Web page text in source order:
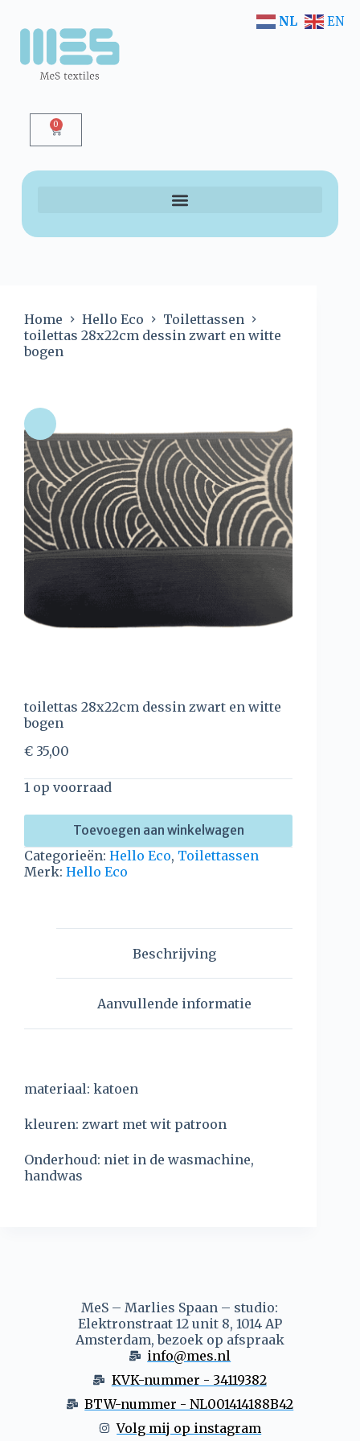
0
Home Hello Eco
Toilettassen
toilettas 28x22cm dessin zwart en witte
bogen
toilettas 28x22cm dessin zwart en witte
bogen
€ 35,00
1 op voorraad
Toevoegen aan winkelwagen
Categorieën: Hello Eco, Toilettassen
Merk: Hello Eco
Beschrijving
Aanvullende informatie
materiaal: katoen
kleuren: zwart met wit patroon
Onderhoud: niet in de wasmachine,
handwas
MeS – Marlies Spaan – studio:
Elektronstraat 12 unit 8, 1014 AP
Amsterdam, bezoek op afspraak
info@mes.nl
KVK-nummer - 34119382
BTW-nummer - NL001414188B42
Volg mij op instagram
NL EN